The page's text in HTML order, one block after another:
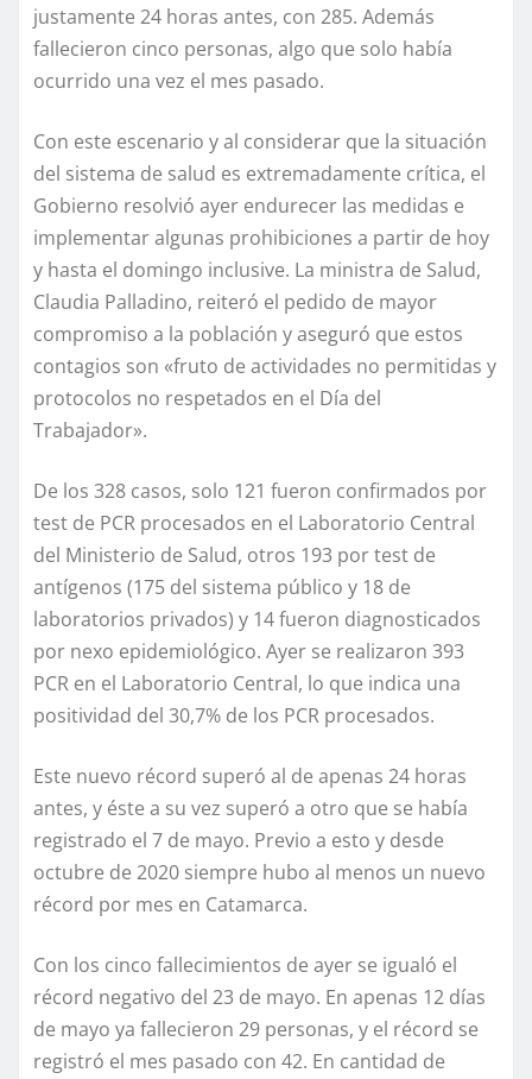
justamente 24 horas antes, con 285. Además
fallecieron cinco personas, algo que solo había
ocurrido una vez el mes pasado.
Con este escenario y al considerar que la situación
del sistema de salud es extremadamente crítica, el
Gobierno resolvió ayer endurecer las medidas e
implementar algunas prohibiciones a partir de hoy
y hasta el domingo inclusive. La ministra de Salud,
Claudia Palladino, reiteró el pedido de mayor
compromiso a la población y aseguró que estos
contagios son «fruto de actividades no permitidas y
protocolos no respetados en el Día del
Trabajador».
De los 328 casos, solo 121 fueron confirmados por
test de PCR procesados en el Laboratorio Central
del Ministerio de Salud, otros 193 por test de
antígenos (175 del sistema público y 18 de
laboratorios privados) y 14 fueron diagnosticados
por nexo epidemiológico. Ayer se realizaron 393
PCR en el Laboratorio Central, lo que indica una
positividad del 30,7% de los PCR procesados.
Este nuevo récord superó al de apenas 24 horas
antes, y éste a su vez superó a otro que se había
registrado el 7 de mayo. Previo a esto y desde
octubre de 2020 siempre hubo al menos un nuevo
récord por mes en Catamarca.
Con los cinco fallecimientos de ayer se igualó el
récord negativo del 23 de mayo. En apenas 12 días
de mayo ya fallecieron 29 personas, y el récord se
registró el mes pasado con 42. En cantidad de